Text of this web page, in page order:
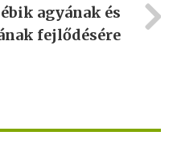
agyának és
fejlődésére